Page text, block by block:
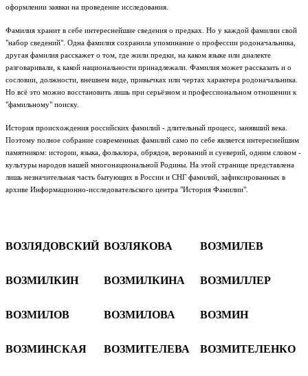
оформлении заявки на проведение исследования.
Фамилия хранит в себе интереснейшие сведения о предках. Но у каждой фамилии свой
"набор сведений". Одна фамилия сохранила упоминание о профессии родоначальника,
другая фамилия расскажет о том, где жили предки, на каком языке или диалекте
разговаривали, к какой национальности принадлежали. Фамилия может рассказать и о
сословии, должности, внешнем виде, привычках или чертах характера родоначальника.
Но всё это можно восстановить лишь при серьёзном и профессиональном отношении к
"фамильному" поиску.
История происхождения российских фамилий - длительный процесс, занявший века.
Поэтому полное собрание современных фамилий само по себе является интереснейшим
памятником: истории, языка, фольклора, обрядов, верований и суеверий, одним словом -
культуры народов нашей многонациональной Родины. На этой странице представлена
лишь незначительная часть бытующих в России и СНГ фамилий, зафиксированных в
архиве Информационно-исследовательского центра "История Фамилии".
ВОЗЛЯДОВСКИЙ ВОЗЛЯКОВА ВОЗМИЛЕВ
ВОЗМИЛКИН ВОЗМИЛКИНА ВОЗМИЛЛЕР
ВОЗМИЛОВ ВОЗМИЛОВА ВОЗМИН
ВОЗМИНСКАЯ ВОЗМИТЕЛЕВА ВОЗМИТЕЛЕНКО